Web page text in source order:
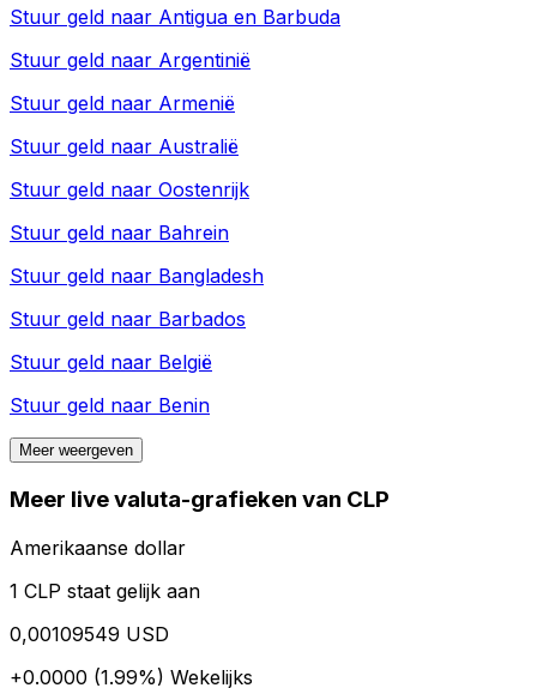
Stuur geld naar Antigua en Barbuda
Stuur geld naar Argentinië
Stuur geld naar Armenië
Stuur geld naar Australië
Stuur geld naar Oostenrijk
Stuur geld naar Bahrein
Stuur geld naar Bangladesh
Stuur geld naar Barbados
Stuur geld naar België
Stuur geld naar Benin
Meer weergeven
Meer live valuta-grafieken van CLP
Amerikaanse dollar
1 CLP staat gelijk aan
0,00109549 USD
+0.0000 (1.99%) Wekelijks